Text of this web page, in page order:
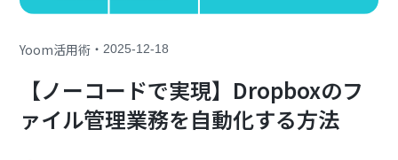
Yoom活用術 ・2025-12-18
【ノーコードで実現】Dropboxのフ
ァイル管理業務を自動化する方法